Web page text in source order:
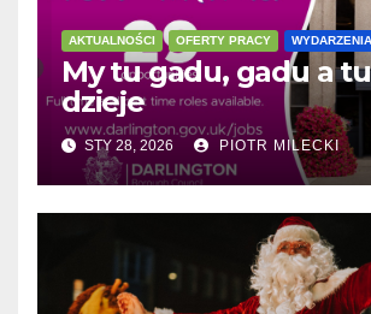
AKTUALNOŚCI OFERTY PRACY WYDARZENIA
My tu gadu, gadu a
dzieje
STY 28, 2026 PIOTR MILECKI